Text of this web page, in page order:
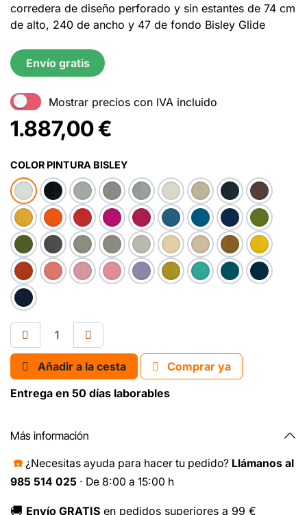
corredera de diseño perforado y sin estantes de 74 cm
de alto, 240 de ancho y 47 de fondo Bisley Glide
Envío gratis
Mostrar precios con IVA incluido
1.887,00€
COLOR PINTURA BISLEY
Añadir a la cesta
Comprar ya
Entrega en 50 días laborables
Más información
☎️ ¿Necesitas ayuda para hacer tu pedido? Llámanos al
985 514 025 · De 8:00 a 15:00 h
🚚 Envío GRATIS en pedidos superiores a 99 €